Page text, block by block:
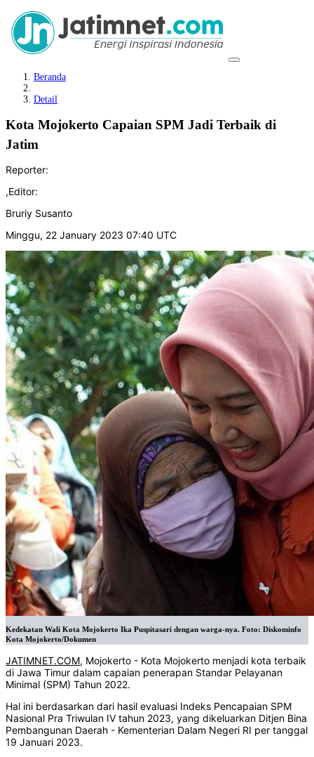
Beranda
Detail
Kota Mojokerto Capaian SPM Jadi Terbaik di
Jatim
Reporter:
,Editor:
Bruriy Susanto
Minggu, 22 January 2023 07:40 UTC
Kedekatan Wali Kota Mojokerto Ika Puspitasari dengan warga-nya. Foto: Diskominfo
Kota Mojokerto/Dokumen
JATIMNET.COM, Mojokerto - Kota Mojokerto menjadi kota terbaik
di Jawa Timur dalam capaian penerapan Standar Pelayanan
Minimal (SPM) Tahun 2022.
Hal ini berdasarkan dari hasil evaluasi Indeks Pencapaian SPM
Nasional Pra Triwulan IV tahun 2023, yang dikeluarkan Ditjen Bina
Pembangunan Daerah - Kementerian Dalam Negeri RI per tanggal
19 Januari 2023.